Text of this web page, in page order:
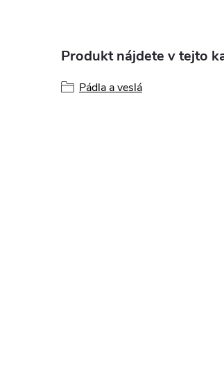
Produkt nájdete v tejto
Pádla a veslá